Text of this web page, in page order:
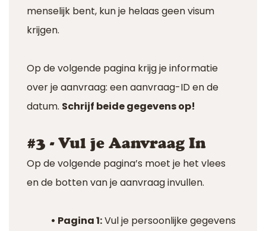
menselijk bent, kun je helaas geen visum
krijgen.
Op de volgende pagina krijg je informatie
over je aanvraag: een aanvraag-ID en de
datum. Schrijf beide gegevens op!
#3 - Vul je Aanvraag In
Op de volgende pagina’s moet je het vlees
en de botten van je aanvraag invullen.
• Pagina 1:Vul je persoonlijke gegevens